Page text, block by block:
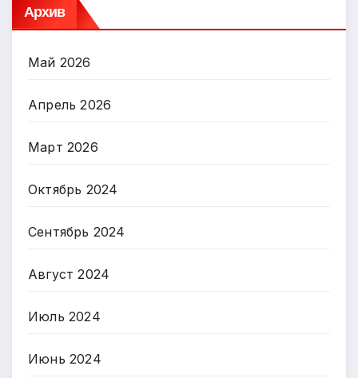
Архив
Май 2026
Апрель 2026
Март 2026
Октябрь 2024
Сентябрь 2024
Август 2024
Июль 2024
Июнь 2024